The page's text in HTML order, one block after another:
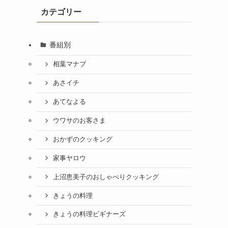
カテゴリー
番組別
相葉マナブ
あさイチ
あてなよる
ウワサのお客さま
おかずのクッキング
家事ヤロウ
上沼恵美子のおしゃべりクッキング
きょうの料理
きょうの料理ビギナーズ